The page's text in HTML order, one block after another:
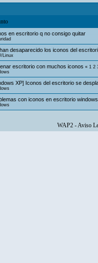
en escritorio q no consigo quitar
desaparecido los iconos del
Linux
escritorio con muchos iconos «1 2
XP] Iconos del escritorio se
con iconos en escritorio
WAP2-Aviso